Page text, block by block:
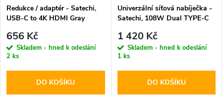
Redukce / adaptér - Satechi,
USB-C to 4K HDMI Gray
656 Kč
Skladem - hned k odeslání
2 ks
DO KOŠÍKU
Univerzální síťová nabíječka -
Satechi, 108W Dual TYPE-C
1 420 Kč
Skladem - hned k odeslání
1 ks
DO KOŠÍKU